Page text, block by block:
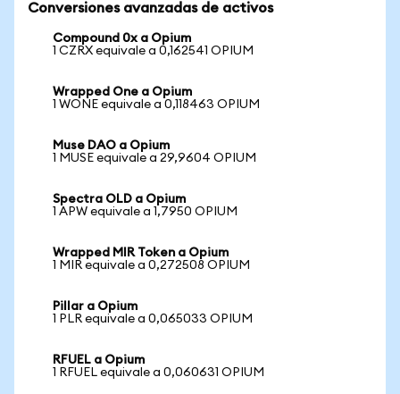
Conversiones avanzadas de activos
Compound 0x a Opium
1 CZRX equivale a 0,162541 OPIUM
Wrapped One a Opium
1 WONE equivale a 0,118463 OPIUM
Muse DAO a Opium
1 MUSE equivale a 29,9604 OPIUM
Spectra OLD a Opium
1 APW equivale a 1,7950 OPIUM
Wrapped MIR Token a Opium
1 MIR equivale a 0,272508 OPIUM
Pillar a Opium
1 PLR equivale a 0,065033 OPIUM
RFUEL a Opium
1 RFUEL equivale a 0,060631 OPIUM